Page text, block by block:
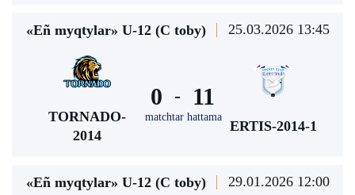
«Eñ myqtylar» U-12 (С toby) 25.03.2026 13:45
TORNADO-
2014
0 -
matchtar hattama
11
ERTIS-2014-1
«Eñ myqtylar» U-12 (С toby) 29.01.2026 12:00